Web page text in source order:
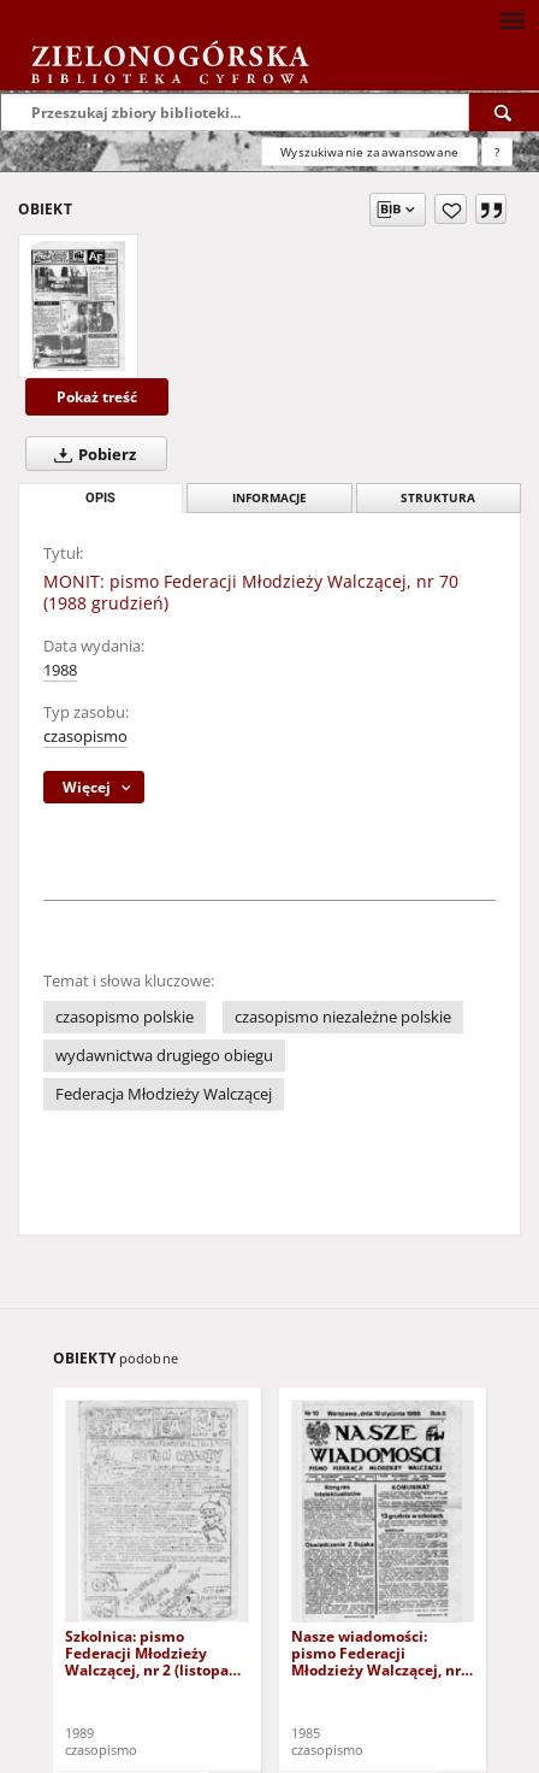
Wyszukiwanie zaawansowane ?
OBIEKT
Pokaż treść
Pobierz
OPIS INFORMACJE STRUKTURA
Tytuł:
MONIT: pismo Federacji Młodzieży Walczącej, nr 70
(1988 grudzień)
Data wydania:
1988
Typ zasobu:
czasopismo
Więcej
Temat i słowa kluczowe:
czasopismo polskie
czasopismo niezależne polskie
wydawnictwa drugiego obiegu
Federacja Młodzieży Walczącej
OBIEKTY podobne
Szkolnica: pismo
Federacji Młodzieży
Walczącej, nr 2 (listopad
1989
czasopismo
Nasze wiadomości:
pismo Federacji
Młodzieży Walczącej, nr 1
1985
czasopismo